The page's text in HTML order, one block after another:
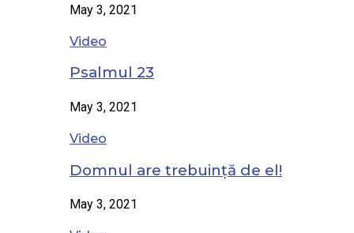
May 3, 2021
Video
Psalmul 23
May 3, 2021
Video
Domnul are trebuință de el!
May 3, 2021